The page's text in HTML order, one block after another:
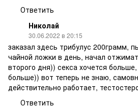
Ответить
Николай
30.06.2022 в 20:15
заказал здесь трибулус 200грамм,
чайной ложки в день, начал
второго дня)) секса хочется
больше)) вот теперь не знаю,
действительно работает,
Ответить